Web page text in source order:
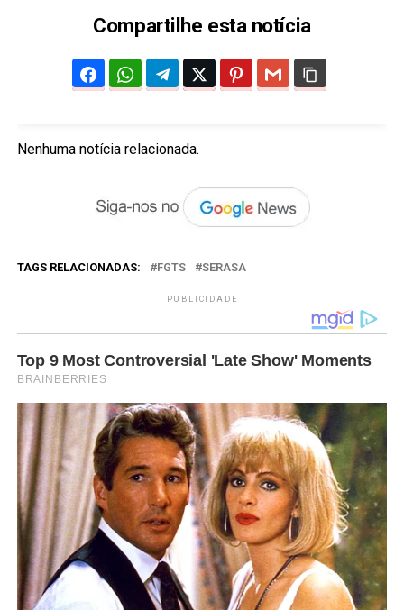
Compartilhe esta notícia
Nenhuma notícia relacionada.
TAGS RELACIONADAS: FGTS SERASA
PUBLICIDADE